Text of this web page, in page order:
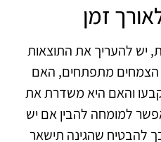
זמן
יש להעריך את התוצאות
הצמחים מתפתחים, האם
והאם היא משדרת את
למומחה להבין אם יש
להבטיח שהגינה תישאר